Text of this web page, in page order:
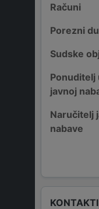
Računi
Porezni
Sudske
Ponuditelj
javnoj
Naručitelj
nabave
KONTAKTI